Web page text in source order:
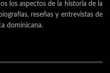
los aspectos de la historia de la
reseñas y entrevistas de
dominicana.